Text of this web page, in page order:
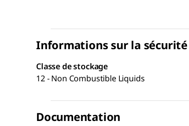
Informations sur la sécurité
Classe de stockage
12 - Non Combustible Liquids
Documentation